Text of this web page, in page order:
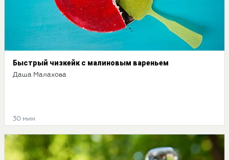
Быстрый чизкейк с малиновым вареньем
Даша Малахова
30 мин